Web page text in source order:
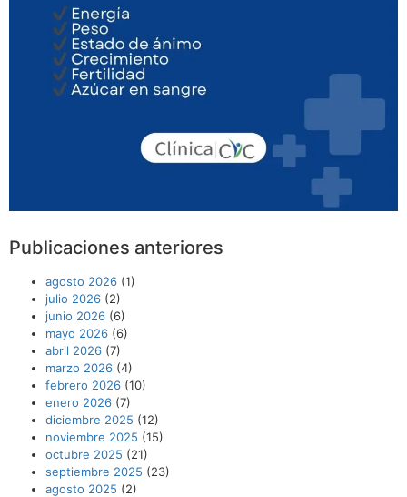
Publicaciones anteriores
agosto 2026 (1)
julio 2026 (2)
junio 2026 (6)
mayo 2026 (6)
abril 2026 (7)
marzo 2026 (4)
febrero 2026 (10)
enero 2026 (7)
diciembre 2025 (12)
noviembre 2025 (15)
octubre 2025 (21)
septiembre 2025 (23)
agosto 2025 (2)